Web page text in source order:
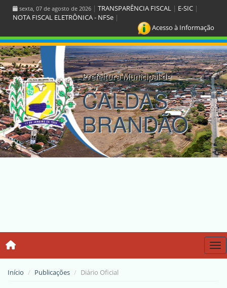
sexta, 07 de agosto de 2026 | TRANSPARÊNCIA FISCAL | E-SIC |
NOTA FISCAL ELETRÔNICA - NFSe |
Acesso à Informação
Prefeitura Municipal de
CALDAS
BRANDÃO
Início Publicações Diário Oficial